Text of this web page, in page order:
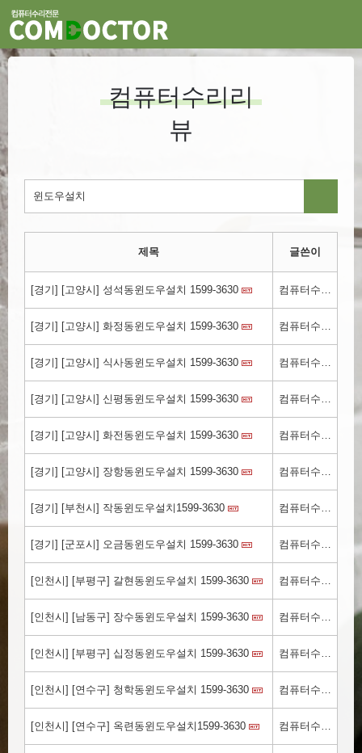
컴퓨터수리리
뷰
제목 글쓴이
[경기] [고양시] 성석동윈도우설치 1599-3630 컴퓨터수리컴닥터.kr
[경기] [고양시] 화정동윈도우설치 1599-3630 컴퓨터수리컴닥터.kr
[경기] [고양시] 식사동윈도우설치 1599-3630 컴퓨터수리컴닥터.kr
[경기] [고양시] 신평동윈도우설치 1599-3630 컴퓨터수리컴닥터.kr
[경기] [고양시] 화전동윈도우설치 1599-3630 컴퓨터수리컴닥터.kr
[경기] [고양시] 장항동윈도우설치 1599-3630 컴퓨터수리.kr
[경기] [부천시] 작동윈도우설치1599-3630 컴퓨터수리.kr
[경기] [군포시] 오금동윈도우설치 1599-3630 컴퓨터수리.kr
[인천시] [부평구] 갈현동윈도우설치 1599-3630 컴퓨터수리.kr
[인천시] [남동구] 장수동윈도우설치 1599-3630 컴퓨터수리.kr
[인천시] [부평구] 십정동윈도우설치 1599-3630 컴퓨터수리.kr
[인천시] [연수구] 청학동윈도우설치 1599-3630 컴퓨터수리.kr
[인천시] [연수구] 옥련동윈도우설치1599-3630 컴퓨터수리.kr